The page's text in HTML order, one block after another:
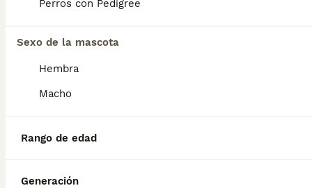
Perros con Pedigree
Sexo de la mascota
Hembra
Macho
Rango de edad
Generación
¿Es bueno tener un
dóberman en casa?